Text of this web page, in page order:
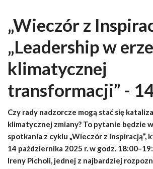
„Wieczór z
„Leadership w erze
klimatycznej
transformacji” -
Czy rady nadzorcze mogą stać się
klimatycznej zmiany? To pytanie będzie
spotkania z cyklu „Wieczór z Inspiracją”,
14 października 2025 r. w godz.
Ireny Picholi, jednej z najbardziej